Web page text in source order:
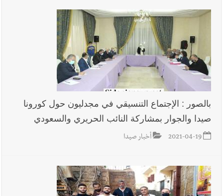
بالصور : الإجتماع التنسيقي في مجدليون حول كورونا
صيدا والجوار بمشاركة النائب الحريري والسعودي
2021-04-19 أخبار صيدا